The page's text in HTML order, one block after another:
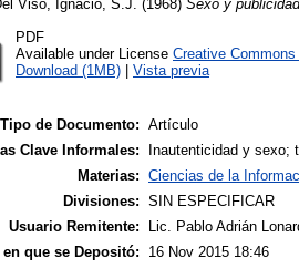
Viso, Ignacio, S.J. (1968) Sexo y
PDF
Available under License Creative
Download (1MB)
Vista previa
Tipo de Documento: Artículo
Clave Informales:
Inautenticidad y sexo;
Materias: Ciencias de la
Divisiones: SIN ESPECIFICAR
Usuario Remitente:
Lic. Pablo Adrián
en que se Depositó:
16 Nov 2015 18:46